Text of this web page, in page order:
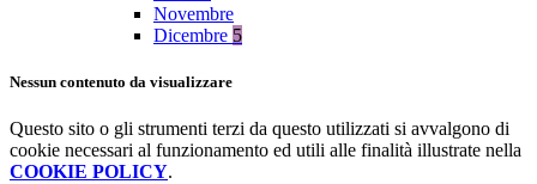
Novembre
Dicembre 5
Nessun contenuto da visualizzare
Questo sito o gli strumenti terzi da questo utilizzati si avvalgono di
cookie necessari al funzionamento ed utili alle finalità illustrate nella
COOKIE POLICY.